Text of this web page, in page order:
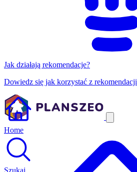
Jak działają rekomendacje?
Dowiedz się jak korzystać z rekomendacji
Home
Szukaj